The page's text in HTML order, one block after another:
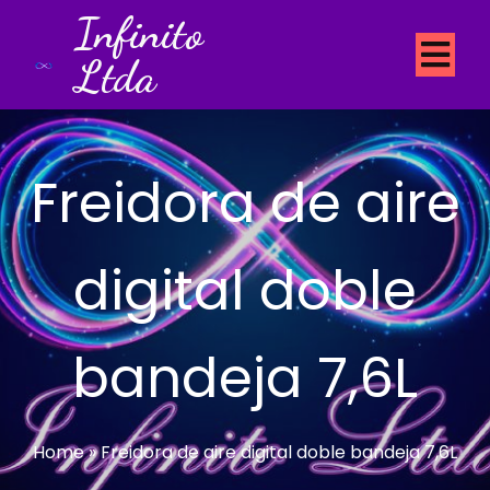
Infinito
Ltda
Freidora de aire
digital doble
bandeja 7,6L
Home»Freidora de aire digital doble bandeja 7,6L